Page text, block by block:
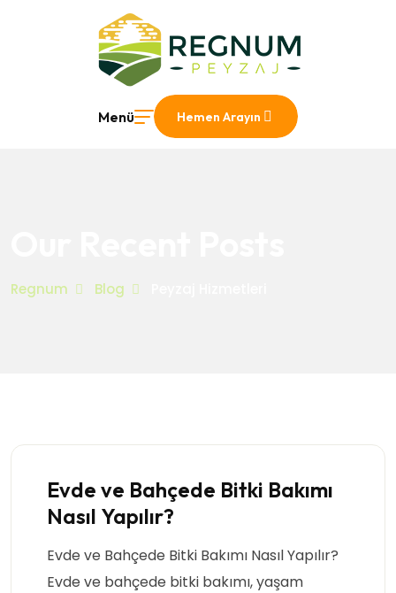
Menü Hemen Arayın
Regnum Blog
Evde ve Bahçede Bitki Bakımı
Nasıl Yapılır?
Evde ve Bahçede Bitki Bakımı Nasıl Yapılır?
Evde ve bahçede bitki bakımı, yaşam